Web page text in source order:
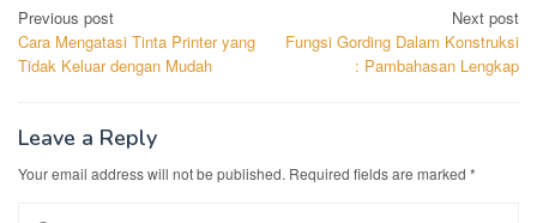
Post
navigation
Previous post
Cara Mengatasi Tinta Printer yang
Tidak Keluar dengan Mudah
Next post
Fungsi Gording Dalam Konstruksi
: Pambahasan Lengkap
Leave a Reply
Your email address will not be published. Required fields are marked *